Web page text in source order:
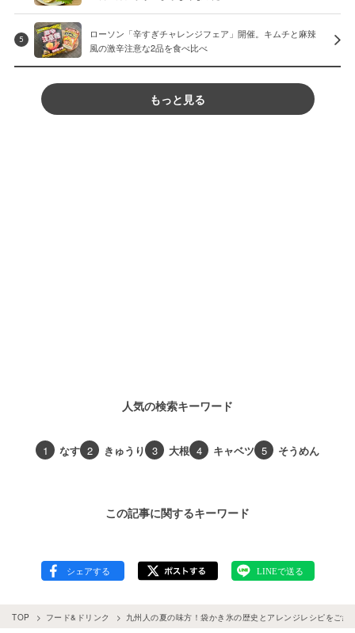
5
ローソン「辛すぎチャレンジフェア」開催。キムチと麻辣
風の激辛注意な2品を食べ比べ
もっと見る
人気の検索キーワード
1 なす 2 きゅうり 3 大根 4 キャベツ 5 そうめん
この記事に関するキーワード
TOP フード&ドリンク 九州人の夏の味方！袋かき氷の歴史とアレンジレシピをご紹